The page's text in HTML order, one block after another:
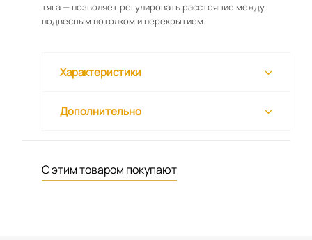
тяга — позволяет регулировать расстояние между
подвесным потолком и перекрытием.
Характеристики
Дополнительно
С этим товаром покупают